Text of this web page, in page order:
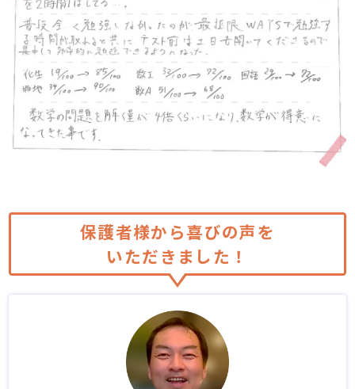
保護者様から喜びの声を
いただきました！